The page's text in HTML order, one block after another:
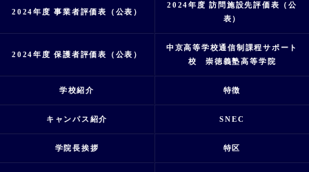
2024年度 事業者評価表（公表）
2024年度 訪問施設先評価表（公
表）
2024年度 保護者評価表（公表）
中京高等学校通信制課程サポート
校 崇徳義塾高等学院
学校紹介 特徴
キャンパス紹介 SNEC
学院長挨拶 特区